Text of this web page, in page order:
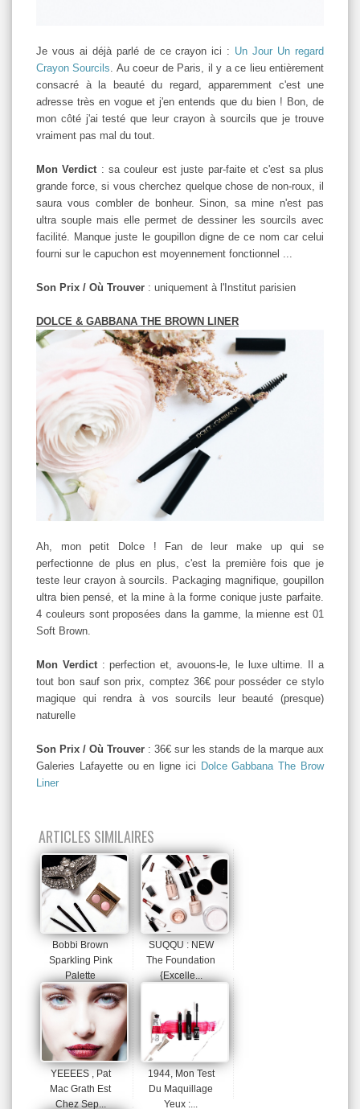
Je vous ai déjà parlé de ce crayon ici : Un Jour Un regard
Crayon Sourcils . Au coeur de Paris, il y a ce lieu entièrement
consacré à la beauté du regard, apparemment c'est une
adresse très en vogue et j'en entends que du bien ! Bon, de
mon côté j'ai testé que leur crayon à sourcils que je trouve
vraiment pas mal du tout.
Mon Verdict : sa couleur est juste par-faite et c'est sa plus
grande force, si vous cherchez quelque chose de non-roux, il
saura vous combler de bonheur. Sinon, sa mine n'est pas
ultra souple mais elle permet de dessiner les sourcils avec
facilité. Manque juste le goupillon digne de ce nom car celui
fourni sur le capuchon est moyennement fonctionnel ...
Son Prix / Où Trouver : uniquement à l'Institut parisien
DOLCE & GABBANA THE BROWN LINER
Ah, mon petit Dolce ! Fan de leur make up qui se
perfectionne de plus en plus, c'est la première fois que je
teste leur crayon à sourcils. Packaging magnifique, goupillon
ultra bien pensé, et la mine à la forme conique juste parfaite.
4 couleurs sont proposées dans la gamme, la mienne est 01
Soft Brown.
Mon Verdict : perfection et, avouons-le, le luxe ultime. Il a
tout bon sauf son prix, comptez 36€ pour posséder ce stylo
magique qui rendra à vos sourcils leur beauté (presque)
naturelle
Son Prix / Où Trouver : 36€ sur les stands de la marque aux
Galeries Lafayette ou en ligne ici Dolce Gabbana The Brow
Liner
ARTICLES SIMILAIRES
Bobbi Brown
Sparkling Pink
Palette
SUQQU : NEW
The Foundation
{Excelle...
YEEEES , Pat
Mac Grath Est
Chez Sep...
1944, Mon Test
Du Maquillage
Yeux :...